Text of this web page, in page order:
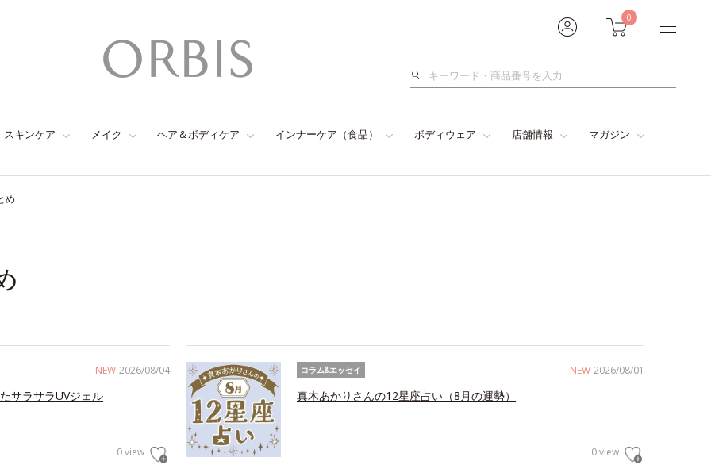
0
検
スキンケア メイク ヘア＆ボディケア インナーケア（食品） ボディウェア 店舗情報 マガジン
め
NEW 2026/08/04
サラサラUVジェル
0 view
NEW 2026/08/01
コラム&エッセイ
真木あかりさんの12星座占い（8月の運勢）
0 view